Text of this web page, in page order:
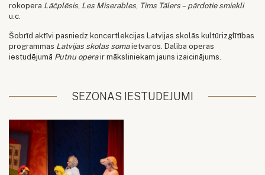
rokopera Lāčplēsis Les Miserables Tims Tālers – pārdotie smiekli
u.c.
Šobrīd aktīvi pasniedz koncertlekcijas Latvijas skolās kultūrizglītības
programmas Latvijas skolas somaietvaros. Dalība operas
iestudējumā Putnu operair māksliniekam jauns izaicinājums.
SEZONAS IESTUDĒJUMI